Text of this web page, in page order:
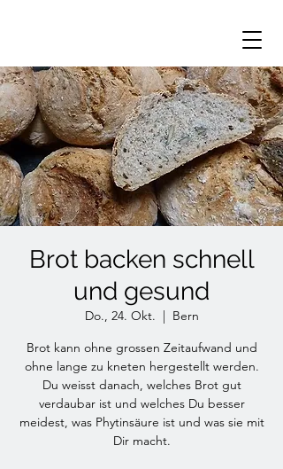
Brot backen schnell
und gesund
Do., 24. Okt.
  |
Bern
Brot kann ohne grossen Zeitaufwand und
ohne lange zu kneten hergestellt werden.
Du weisst danach, welches Brot gut
verdaubar ist und welches Du besser
meidest, was Phytinsäure ist und was sie mit
Dir macht.